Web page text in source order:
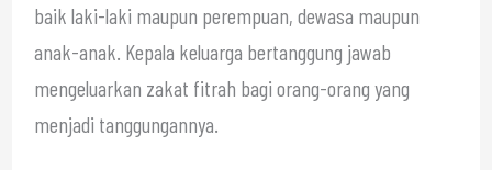
baik laki-laki maupun perempuan, dewasa maupun
anak-anak. Kepala keluarga bertanggung jawab
mengeluarkan zakat fitrah bagi orang-orang yang
menjadi tanggungannya.